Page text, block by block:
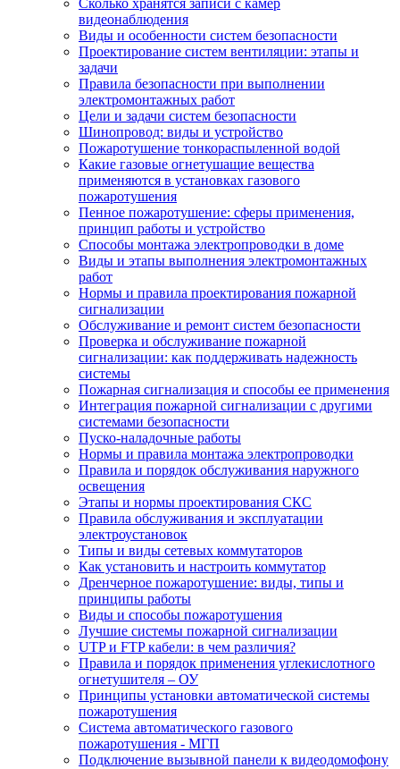
Сколько хранятся записи с камер
видеонаблюдения
Виды и особенности систем безопасности
Проектирование систем вентиляции: этапы и
задачи
Правила безопасности при выполнении
электромонтажных работ
Цели и задачи систем безопасности
Шинопровод: виды и устройство
Пожаротушение тонкораспыленной водой
Какие газовые огнетушащие вещества
применяются в установках газового
пожаротушения
Пенное пожаротушение: сферы применения,
принцип работы и устройство
Способы монтажа электропроводки в доме
Виды и этапы выполнения электромонтажных
работ
Нормы и правила проектирования пожарной
сигнализации
Обслуживание и ремонт систем безопасности
Проверка и обслуживание пожарной
сигнализации: как поддерживать надежность
системы
Пожарная сигнализация и способы ее применения
Интеграция пожарной сигнализации с другими
системами безопасности
Пуско-наладочные работы
Нормы и правила монтажа электропроводки
Правила и порядок обслуживания наружного
освещения
Этапы и нормы проектирования СКС
Правила обслуживания и эксплуатации
электроустановок
Типы и виды сетевых коммутаторов
Как установить и настроить коммутатор
Дренчерное пожаротушение: виды, типы и
принципы работы
Виды и способы пожаротушения
Лучшие системы пожарной сигнализации
UTP и FTP кабели: в чем различия?
Правила и порядок применения углекислотного
огнетушителя – ОУ
Принципы установки автоматической системы
пожаротушения
Система автоматического газового
пожаротушения - МГП
Подключение вызывной панели к видеодомофону